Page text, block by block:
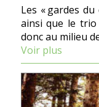
Les « gardes
ainsi que le
donc au milieu
Voir plus